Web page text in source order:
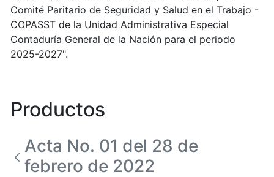
Comité Paritario de Seguridad y Salud en el Trabajo -
COPASST de la Unidad Administrativa Especial
Contaduría General de la Nación para el periodo
2025-2027".
Productos
Acta No. 01 del 28 de
febrero de 2022